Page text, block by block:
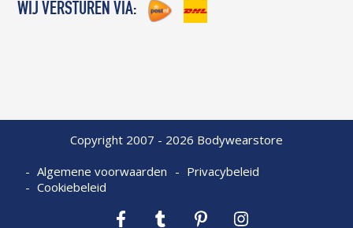
WIJ VERSTUREN VIA:
Copyright 2007 - 2026 Bodywearstore
Algemene voorwaarden
Privacybeleid
Cookiebeleid
Facebook Tumblr Pinterest